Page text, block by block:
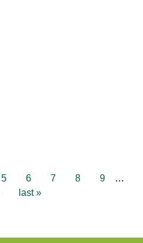
5 6 7 8 9
…
last »